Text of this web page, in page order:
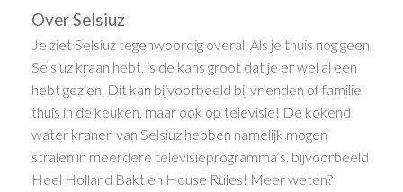
Over Selsiuz
Je ziet Selsiuz tegenwoordig overal. Als je thuis nog geen
Selsiuz kraan hebt, is de kans groot dat je er wel al een
hebt gezien. Dit kan bijvoorbeeld bij vrienden of familie
thuis in de keuken, maar ook op televisie! De kokend
water kranen van Selsiuz hebben namelijk mogen
stralen in meerdere televisieprogramma’s, bijvoorbeeld
Heel Holland Bakt en House Rules! Meer weten?